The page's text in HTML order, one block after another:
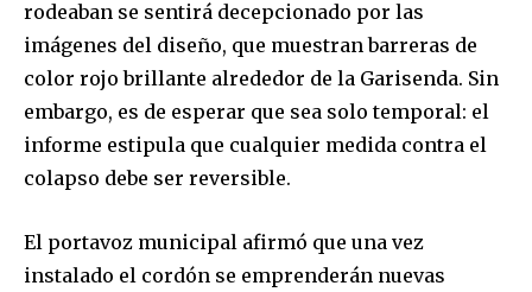
rodeaban se sentirá decepcionado por las
imágenes del diseño, que muestran barreras de
color rojo brillante alrededor de la Garisenda. Sin
embargo, es de esperar que sea solo temporal: el
informe estipula que cualquier medida contra el
colapso debe ser reversible.
El portavoz municipal afirmó que una vez
instalado el cordón se emprenderán nuevas